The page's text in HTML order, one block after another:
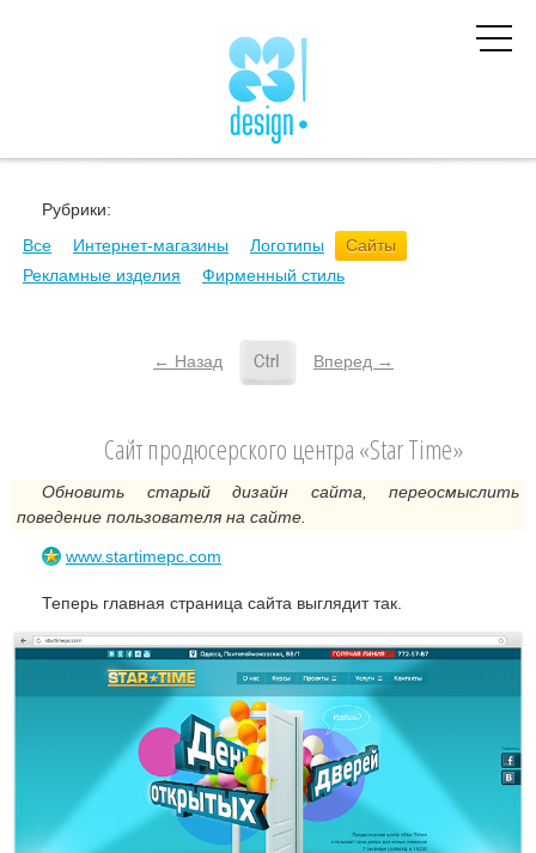
Рубрики:
Все
Интернет-магазины Логотипы
Сайты
Рекламные изделия
Фирменный стиль
← Назад Вперед →
Сайт продюсерского центра «Star Time»
Обновить старый дизайн сайта, переосмыслить
поведение пользователя на сайте.
www.startimepc.com
Теперь главная страница сайта выглядит так.